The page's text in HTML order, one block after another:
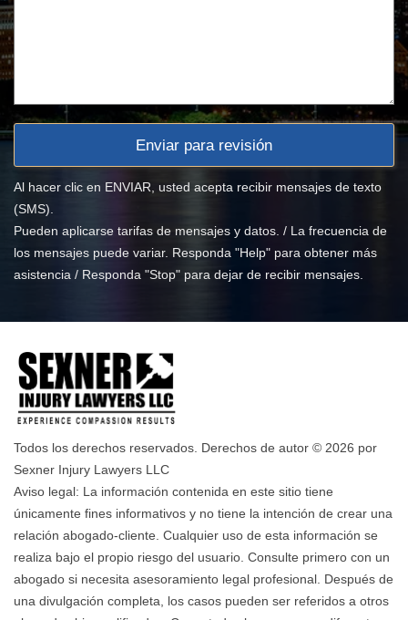
Al hacer clic en ENVIAR, usted acepta recibir mensajes de texto
(SMS).
Pueden aplicarse tarifas de mensajes y datos. / La frecuencia de
los mensajes puede variar. Responda "Help" para obtener más
asistencia / Responda "Stop" para dejar de recibir mensajes.
Todos los derechos reservados. Derechos de autor © 2026 por
Sexner Injury Lawyers LLC
Aviso legal: La información contenida en este sitio tiene
únicamente fines informativos y no tiene la intención de crear una
relación abogado-cliente. Cualquier uso de esta información se
realiza bajo el propio riesgo del usuario. Consulte primero con un
abogado si necesita asesoramiento legal profesional. Después de
una divulgación completa, los casos pueden ser referidos a otros